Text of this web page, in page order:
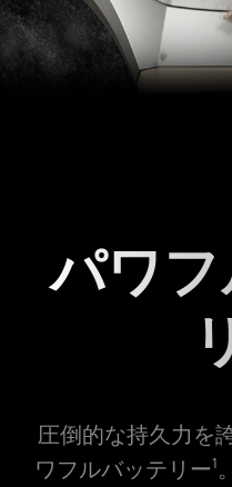
パワ
圧倒的な持久力を
ワフルバッテリー1